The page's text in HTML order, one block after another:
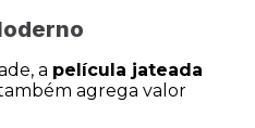
a película jateada
agrega valor